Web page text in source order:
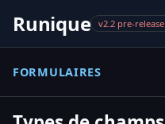
Runique v2.2 pre-release
FORMULAIRES